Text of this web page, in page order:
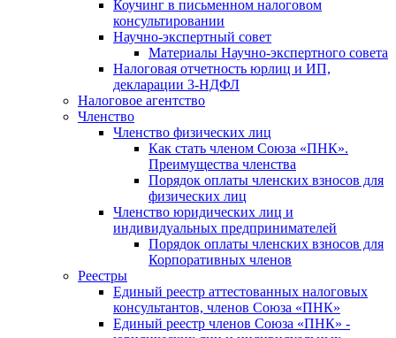
Коучинг в письменном налоговом
консультировании
Научно-экспертный совет
Материалы Научно-экспертного совета
Налоговая отчетность юрлиц и ИП,
декларации 3-НДФЛ
Налоговое агентство
Членство
Членство физических лиц
Как стать членом Союза «ПНК».
Преимущества членства
Порядок оплаты членских взносов для
физических лиц
Членство юридических лиц и
индивидуальных предпринимателей
Порядок оплаты членских взносов для
Корпоративных членов
Реестры
Единый реестр аттестованных налоговых
консультантов, членов Союза «ПНК»
Единый реестр членов Союза «ПНК» -